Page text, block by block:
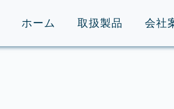
ホーム 取扱製品 会社